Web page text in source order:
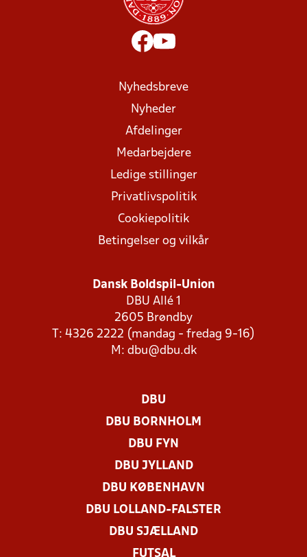
Nyhedsbreve
Nyheder
Afdelinger
Medarbejdere
Ledige stillinger
Privatlivspolitik
Cookiepolitik
Betingelser og vilkår
Dansk Boldspil-Union
DBU Allé 1
2605 Brøndby
T: 4326 2222 (mandag - fredag 9-16)
M: dbu@dbu.dk
DBU
DBU BORNHOLM
DBU FYN
DBU JYLLAND
DBU KØBENHAVN
DBU LOLLAND-FALSTER
DBU SJÆLLAND
FUTSAL